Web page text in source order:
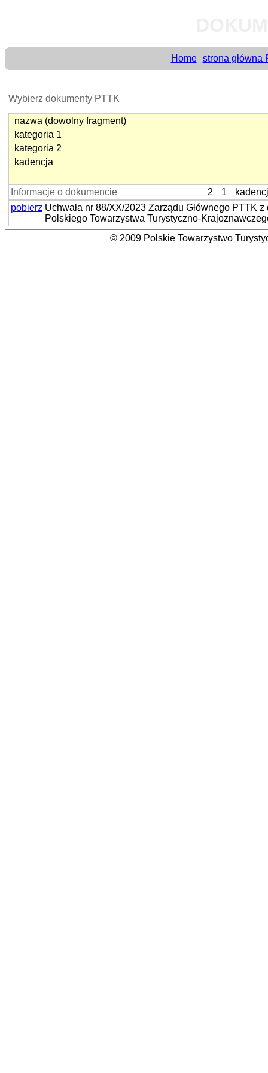
Home strona główna
Wybierz dokumenty PTTK
nazwa (dowolny fragment)
kategoria 1
kategoria 2
kadencja
Informacje o dokumencie 2 1
pobierz Uchwała nr 88/XX/2023 Zarządu Głównego PTTK
Polskiego Towarzystwa Turystyczno-
© 2009 Polskie Towarzystwo